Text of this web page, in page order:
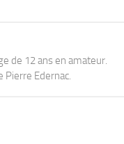
de 12 ans en amateur.
Pierre Edernac.